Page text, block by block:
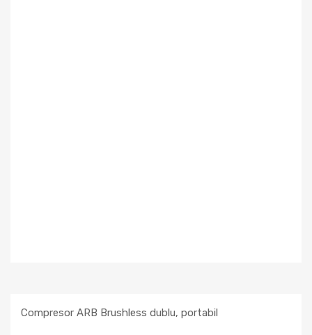
Compresor ARB Brushless dublu, portabil